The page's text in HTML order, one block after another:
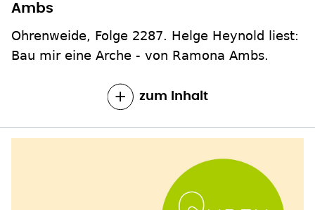
Ambs
Ohrenweide, Folge 2287. Helge Heynold liest:
Bau mir eine Arche - von Ramona Ambs.
zum Inhalt